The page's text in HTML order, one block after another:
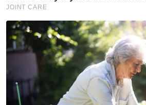
pembuat polisi kita semua
masyarakat majmuk yang
katanya.
Muat turun aplikasi Sinar
Wacana Sinar Harian